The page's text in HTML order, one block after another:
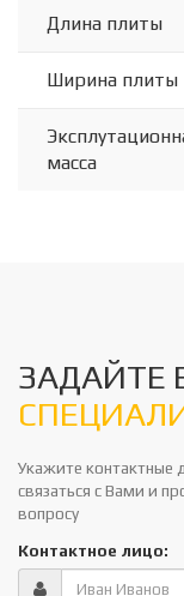
Длина плиты
Ширина плиты
масса
ЗАДАЙТЕ
Укажите контактные
связаться с Вами и
вопросу
Контактное лицо: